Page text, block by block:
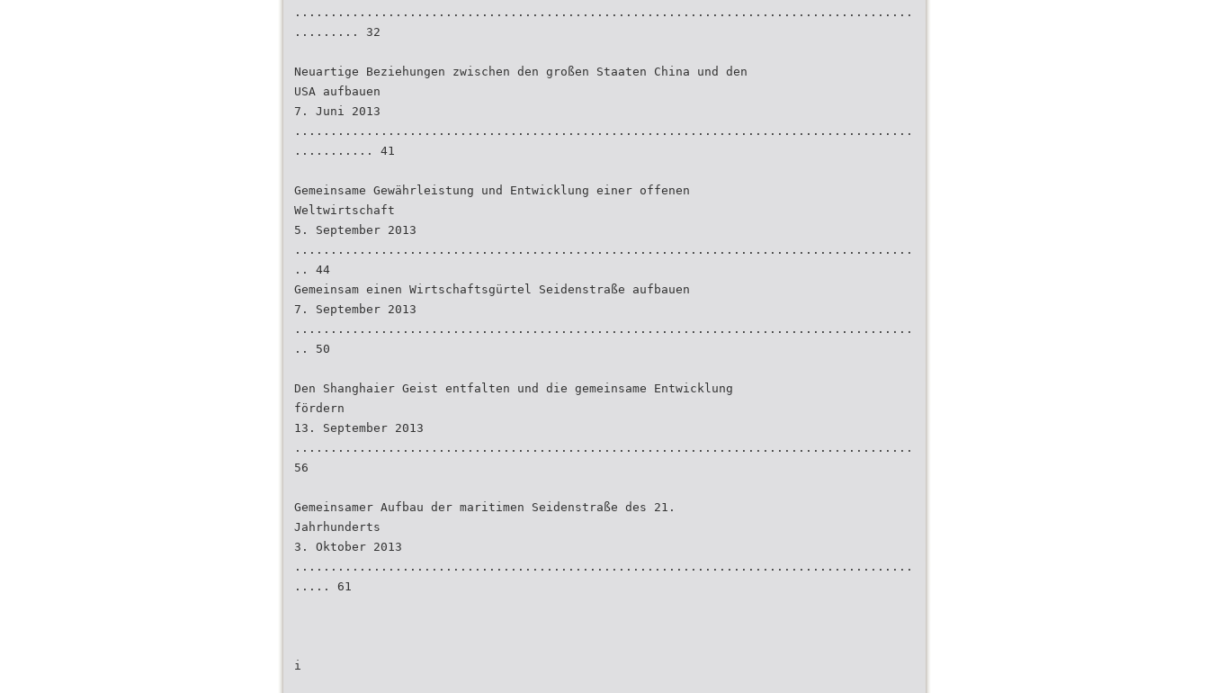
......................................................................................
......... 32
Neuartige Beziehungen zwischen den großen Staaten China und den
USA aufbauen
7. Juni 2013
......................................................................................
........... 41
Gemeinsame Gewährleistung und Entwicklung einer offenen
Weltwirtschaft
5. September 2013
......................................................................................
.. 44
Gemeinsam einen Wirtschaftsgürtel Seidenstraße aufbauen
7. September 2013
......................................................................................
.. 50
Den Shanghaier Geist entfalten und die gemeinsame Entwicklung
fördern
13. September 2013
......................................................................................
56
Gemeinsamer Aufbau der maritimen Seidenstraße des 21.
Jahrhunderts
3. Oktober 2013
......................................................................................
..... 61
i